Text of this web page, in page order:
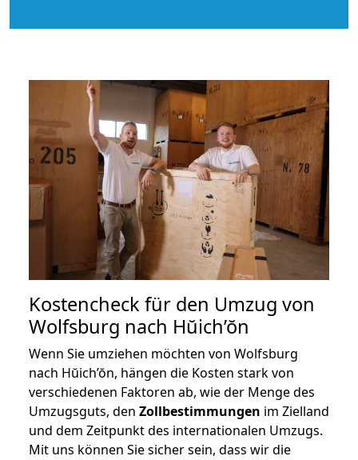
Kostencheck für den Umzug von
Wolfsburg nach Hŭich’ŏn
Wenn Sie umziehen möchten von Wolfsburg
nach Hŭich’ŏn, hängen die Kosten stark von
verschiedenen Faktoren ab, wie der Menge des
Umzugsguts, den Zollbestimmungen im Zielland
und dem Zeitpunkt des internationalen Umzugs.
Mit uns können Sie sicher sein, dass wir die